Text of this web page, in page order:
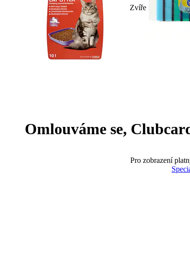
Zvíře
Omlouváme se,
Pro zobrazení